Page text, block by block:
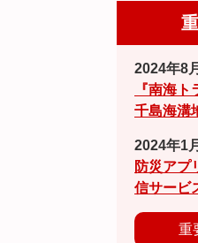
2024年8
『南海
千島海溝
2024年1
防災ア
信サービ
重